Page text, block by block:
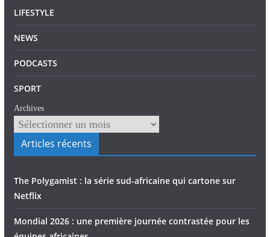
LIFESTYLE
NEWS
PODCASTS
SPORT
Archives
Articles récents
The Polygamist : la série sud-africaine qui cartone sur
Netflix
Mondial 2026 : une première journée contrastée pour les